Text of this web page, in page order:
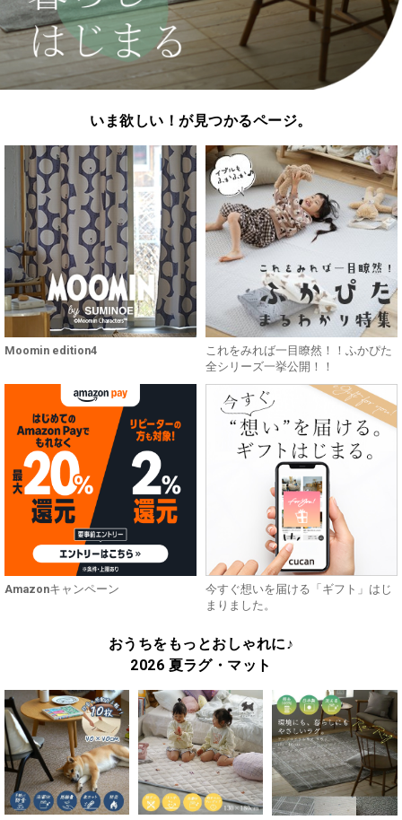
いま欲しい！が見つかるページ。
Moomin edition4
これをみれば一目瞭然！！ふかぴた
全シリーズ一挙公開！！
Amazonキャンペーン
今すぐ想いを届ける「ギフト」はじ
まりました。
おうちをもっとおしゃれに♪
2026 夏ラグ・マット